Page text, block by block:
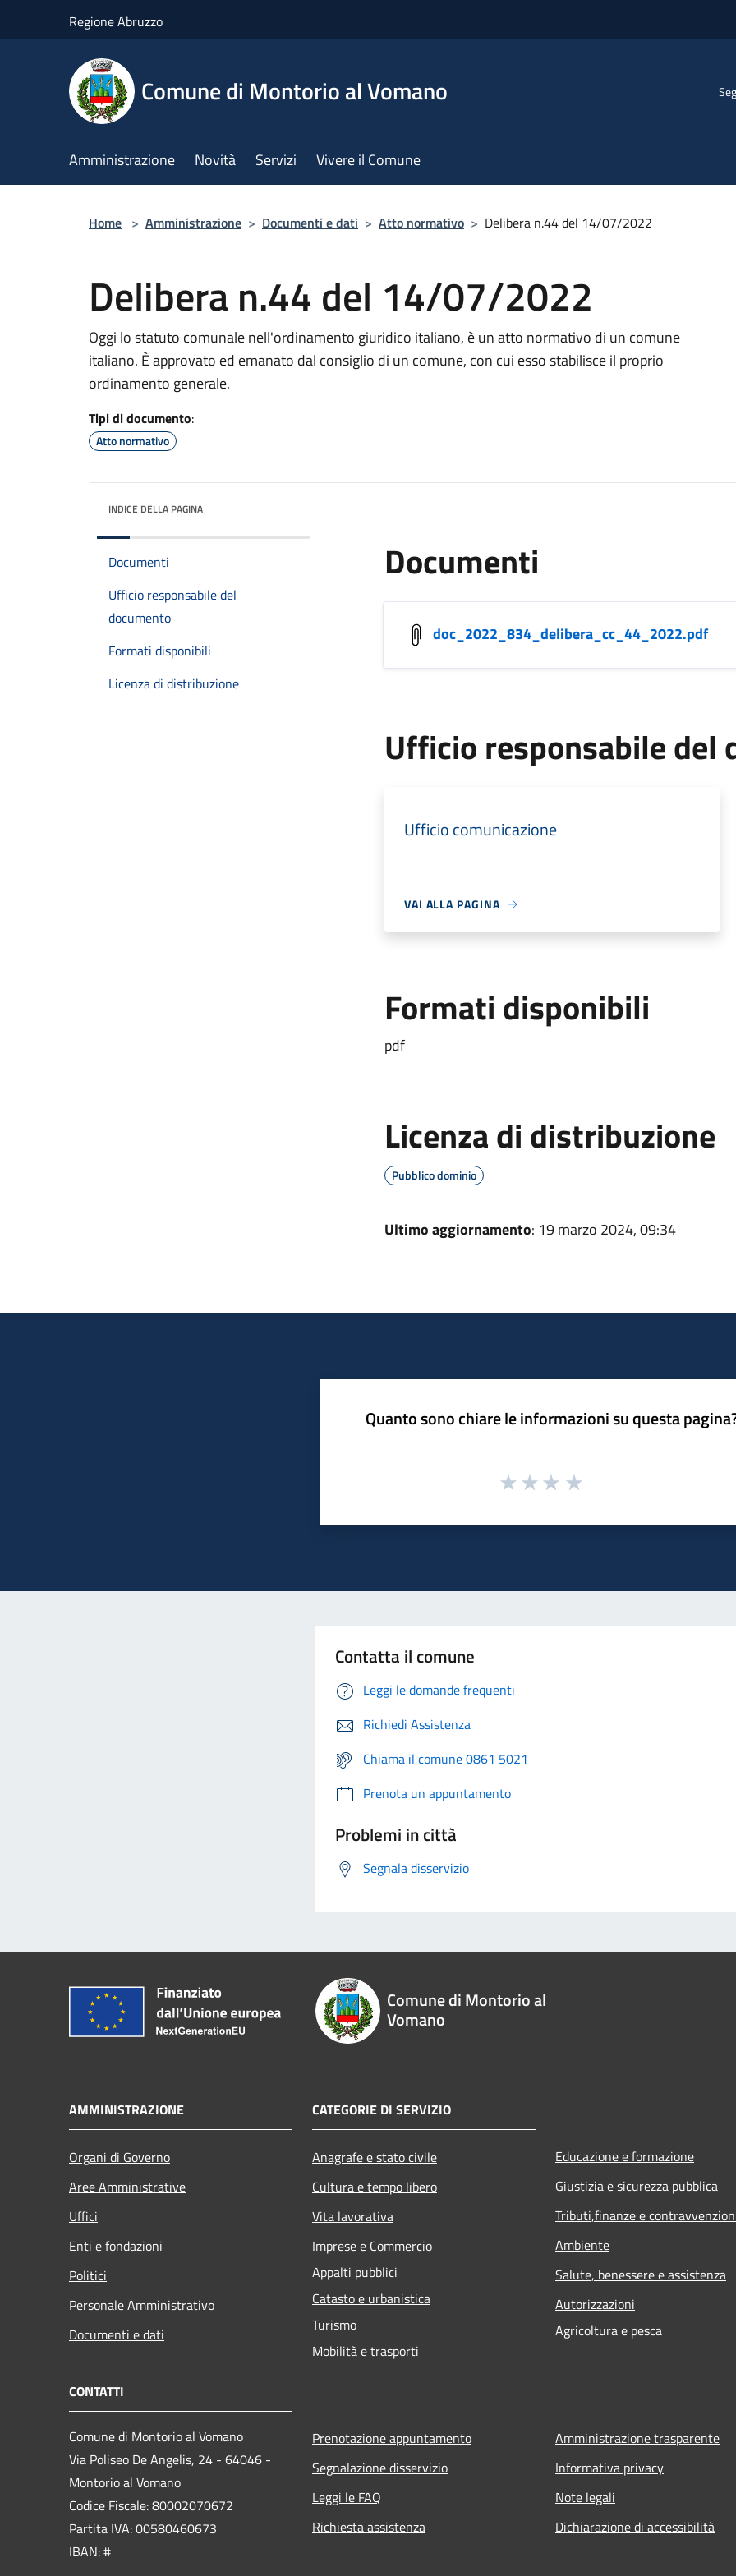
Regione Abruzzo
Comune di Montorio al Vomano
Amministrazione Novità Servizi Vivere il Comune
Home > Amministrazione > Documenti e dati > Atto normativo > Delibera n.44 del 14/07/2022
Delibera n.44 del 14/07/2022
Oggi lo statuto comunale nell'ordinamento giuridico italiano, è un atto normativo di un comune
italiano. È approvato ed emanato dal consiglio di un comune, con cui esso stabilisce il proprio
ordinamento generale.
Tipi di documento:
Atto normativo
INDICE DELLA PAGINA
Documenti
Ufficio responsabile del
documento
Formati disponibili
Licenza di distribuzione
Documenti
doc_2022_834_delibera_cc_44_2022.pdf
Ufficio responsabile del
Ufficio comunicazione
VAI ALLA PAGINA
Formati disponibili
pdf
Licenza di distribuzione
Pubblico dominio
Ultimo aggiornamento: 19 marzo 2024, 09:34
Quanto sono chiare le informazioni su questa
Contatta il comune
Leggi le domande frequenti
Richiedi Assistenza
Chiama il comune 0861 5021
Prenota un appuntamento
Problemi in città
Segnala disservizio
Comune di Montorio al
Vomano
AMMINISTRAZIONE
Organi di Governo
Aree Amministrative
Uffici
Enti e fondazioni
Politici
Personale Amministrativo
Documenti e dati
CATEGORIE DI SERVIZIO
Anagrafe e stato civile
Cultura e tempo libero
Vita lavorativa
Imprese e Commercio
Appalti pubblici
Catasto e urbanistica
Turismo
Mobilità e trasporti
Educazione e formazione
Giustizia e sicurezza pubblica
Tributi,finanze e
Ambiente
Salute, benessere e assistenza
Autorizzazioni
Agricoltura e pesca
CONTATTI
Comune di Montorio al Vomano
Via Poliseo De Angelis, 24 - 64046 -
Montorio al Vomano
Codice Fiscale: 80002070672
Partita IVA: 00580460673
IBAN: #
Prenotazione appuntamento
Segnalazione disservizio
Leggi le FAQ
Richiesta assistenza
Amministrazione trasparente
Informativa privacy
Note legali
Dichiarazione di accessibilità